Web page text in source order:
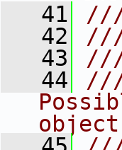
   41
   42
///
   43
   44
///